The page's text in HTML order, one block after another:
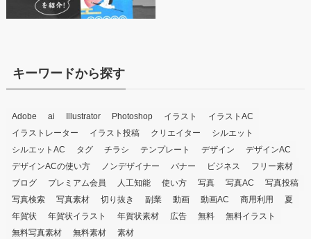
キーワードから探す
Adobe ai Illustrator Photoshop イラスト
イラストAC
イラストレーター
イラスト投稿 クリエイター
シルエット
シルエットAC
タグ チラシ テンプレート デザイン
デザインAC
デザインACの使い方
ノンデザイナー バナー ビジネス
フリー素材
ブログ
プレミアム会員 人工知能 使い方 写真 写真AC
写真投稿
写真検索
写真素材 切り抜き 副業 動画 動画AC 商用利用
夏
年賀状
年賀状イラスト 年賀状素材 広告 無料
無料イラスト
無料写真素材
無料素材 素材